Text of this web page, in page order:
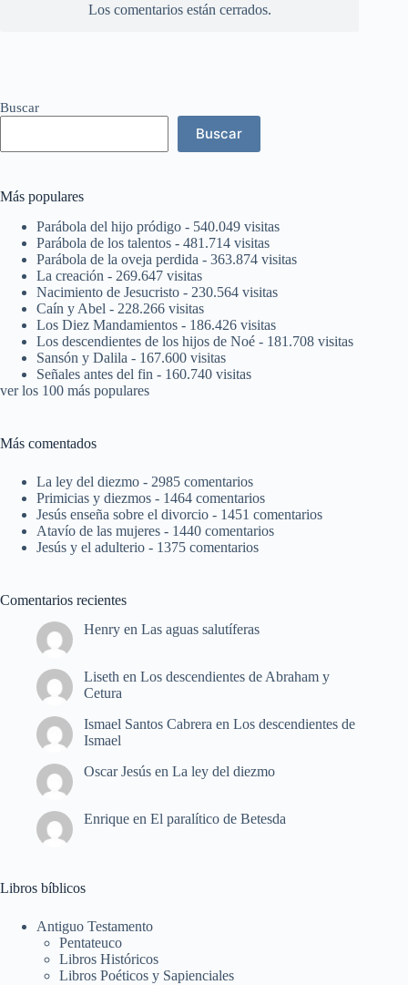
Los comentarios están cerrados.
Buscar
Buscar
Más populares
Parábola del hijo pródigo - 540.049 visitas
Parábola de los talentos - 481.714 visitas
Parábola de la oveja perdida - 363.874 visitas
La creación - 269.647 visitas
Nacimiento de Jesucristo - 230.564 visitas
Caín y Abel - 228.266 visitas
Los Diez Mandamientos - 186.426 visitas
Los descendientes de los hijos de Noé - 181.708 visitas
Sansón y Dalila - 167.600 visitas
Señales antes del fin - 160.740 visitas
ver los 100 más populares
Más comentados
La ley del diezmo - 2985 comentarios
Primicias y diezmos - 1464 comentarios
Jesús enseña sobre el divorcio - 1451 comentarios
Atavío de las mujeres - 1440 comentarios
Jesús y el adulterio - 1375 comentarios
Comentarios recientes
Henry en Las aguas salutíferas
Liseth en Los descendientes de Abraham y
Cetura
Ismael Santos Cabrera en Los descendientes de
Ismael
Oscar Jesús en La ley del diezmo
Enrique en El paralítico de Betesda
Libros bíblicos
Antiguo Testamento
Pentateuco
Libros Históricos
Libros Poéticos y Sapienciales